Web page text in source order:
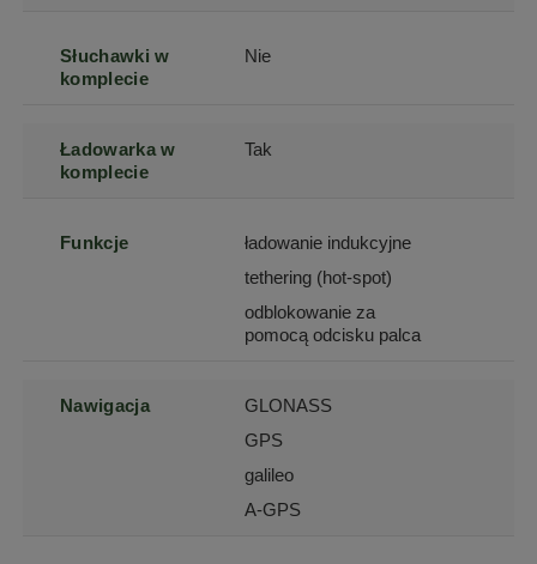
Słuchawki w
komplecie
Nie
Ładowarka w
komplecie
Tak
Funkcje
ładowanie indukcyjne
tethering (hot-spot)
odblokowanie za
pomocą odcisku palca
Nawigacja
GLONASS
GPS
galileo
A-GPS